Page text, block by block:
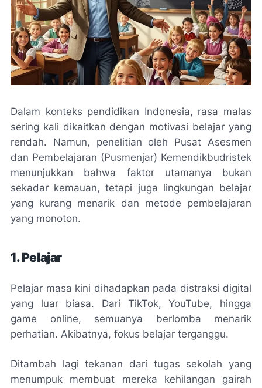
Dalam konteks pendidikan Indonesia, rasa malas
sering kali dikaitkan dengan motivasi belajar yang
rendah. Namun, penelitian oleh Pusat Asesmen
dan Pembelajaran (Pusmenjar) Kemendikbudristek
menunjukkan bahwa faktor utamanya bukan
sekadar kemauan, tetapi juga lingkungan belajar
yang kurang menarik dan metode pembelajaran
yang monoton.
1. Pelajar
Pelajar masa kini dihadapkan pada distraksi digital
yang luar biasa. Dari TikTok, YouTube, hingga
game online, semuanya berlomba menarik
perhatian. Akibatnya, fokus belajar terganggu.
Ditambah lagi tekanan dari tugas sekolah yang
menumpuk membuat mereka kehilangan gairah